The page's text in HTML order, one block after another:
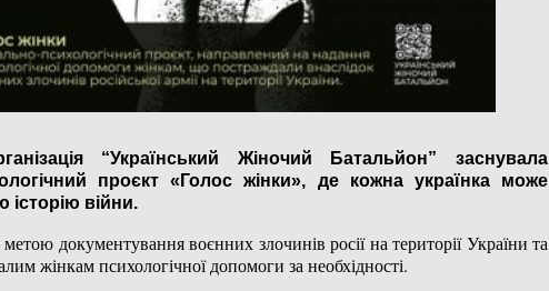
“Український Жіночий Батальйон” заснувала
проєкт «Голос жінки», де кожна українка може
історію війни.
документування воєнних злочинів росії на території України та
жінкам психологічної допомоги за необхідності.